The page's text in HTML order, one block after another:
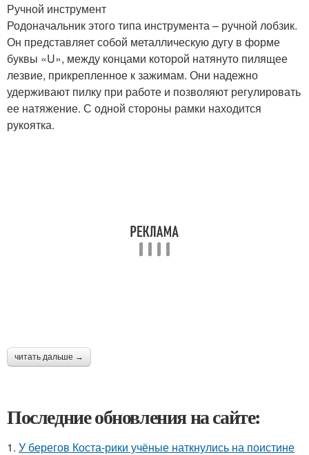
Ручной инструмент
Родоначальник этого типа инструмента – ручной лобзик.
Он представляет собой металлическую дугу в форме
буквы «U», между концами которой натянуто пилящее
лезвие, прикрепленное к зажимам. Они надежно
удерживают пилку при работе и позволяют регулировать
ее натяжение. С одной стороны рамки находится
рукоятка.
читать дальше →
Последние обновления на сайте:
1. У берегов Коста-рики учёные наткнулись на поистине